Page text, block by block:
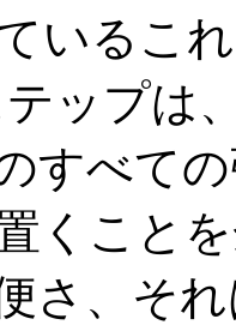
いるこ
ップは
すべて
くこと
さ、そ